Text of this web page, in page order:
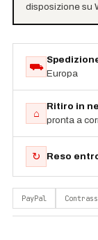
disposizione su
⛟
Europa
⌂
Ritiro in
pronta a
↻ Reso
PayPal